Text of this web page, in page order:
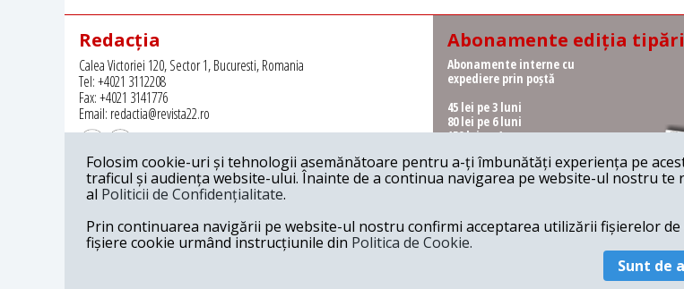
Redacția
Calea Victoriei 120, Sector 1, Bucuresti, Romania
Tel: +4021 3112208
Fax: +4021 3141776
Email: redactia@revista22.ro
Revista 22 este editata de
Abonamente ediția
Abonamente interne cu
expediere prin poștă
45 lei pe 3 luni
80 lei pe 6 luni
150 lei pe 1 an
Abonamente interne cu
ridicare de la redacție
62 lei pe 6 luni
115 lei pe 1 an
© 2026 Revista 22
Folosim cookie-uri și tehnologii asemănătoare pentru a-ți îmbunătăți experiența pe
traficul și audiența website-ului. Înainte de a continua navigarea pe website-ul nostru
al Politicii de Confidențialitate.
Prin continuarea navigării pe website-ul nostru confirmi acceptarea utilizării fișierelor
fișiere cookie urmând instrucțiunile din Politica de Cookie.
Sunt de